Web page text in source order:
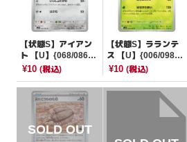
【状態S】アイアン
ト 【U】{068/086}
[SV11W]
¥10 (税込)
【状態S】ラランテ
ス 【U】{006/098}
[SV10]
¥10(税込)